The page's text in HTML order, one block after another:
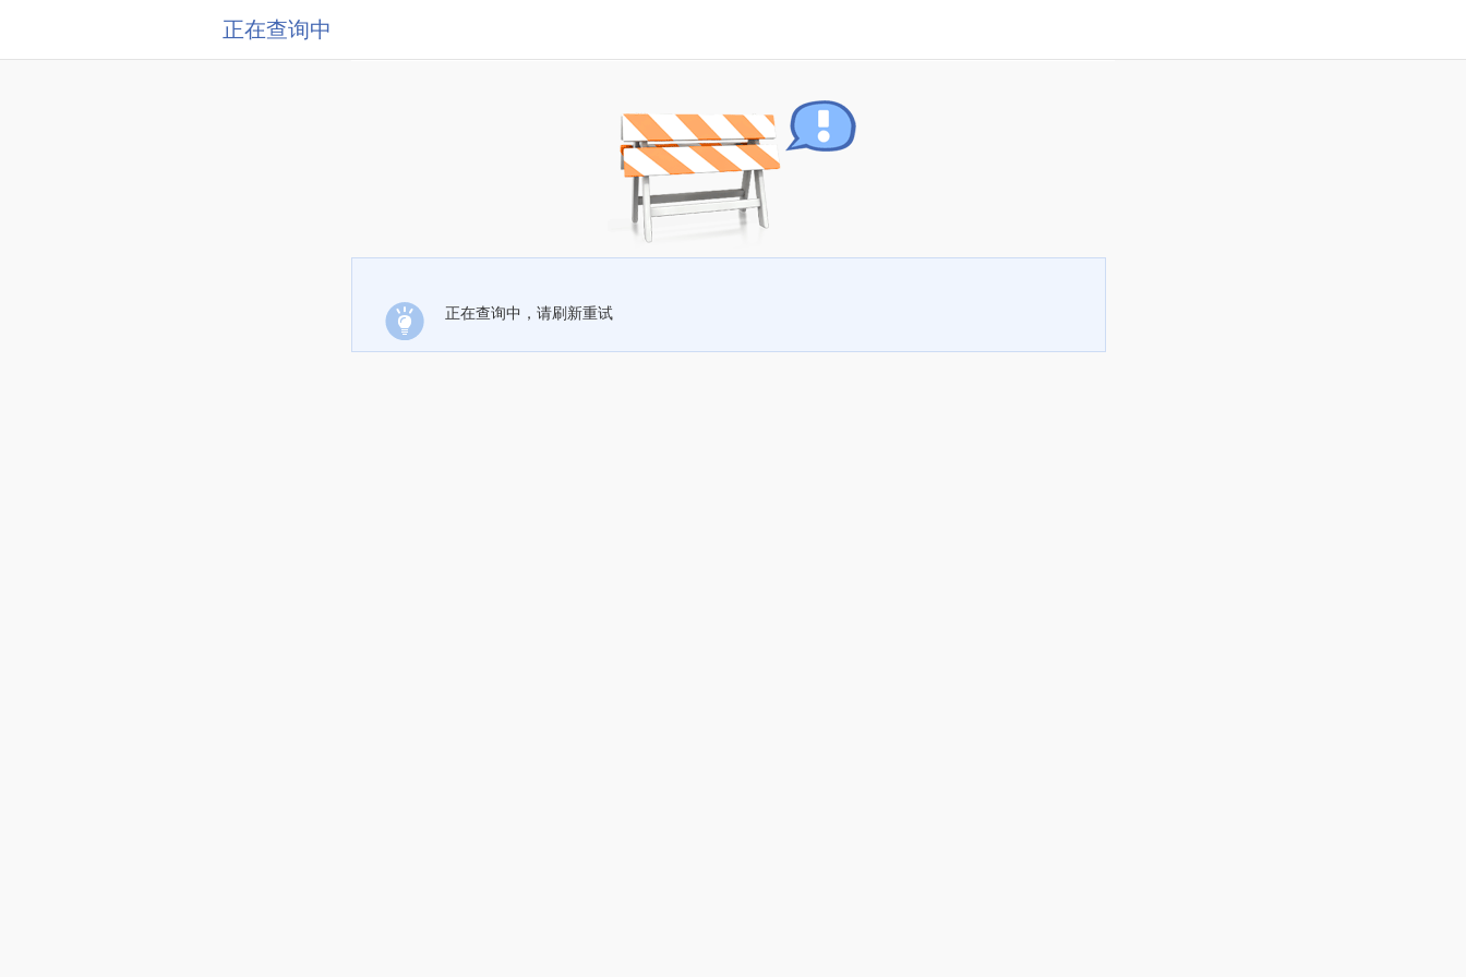
正在查询中
正在查询中，请刷新重试